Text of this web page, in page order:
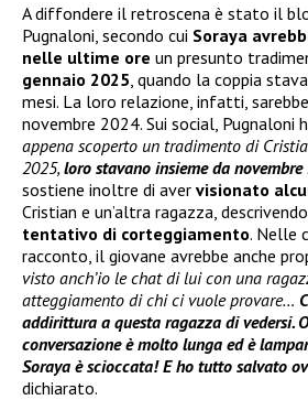
A diffondere il retroscena è stato il
Pugnaloni, secondo cui Soraya
nelle ultime ore un presunto
gennaio 2025 , quando la coppia
mesi. La loro relazione, infatti,
novembre 2024. Sui social, Pugnaloni
appena scoperto un tradimento di
2025, loro stavano insieme da
sostiene inoltre di aver visionato
Cristian e un’altra ragazza,
tentativo di corteggiamento. Nelle
racconto, il giovane avrebbe anche
visto anch’io le chat di lui con una
atteggiamento di chi ci vuole provare…
addirittura a questa ragazza di vedersi.
conversazione è molto lunga ed è
Soraya è scioccata! E ho tutto salvato
dichiarato.